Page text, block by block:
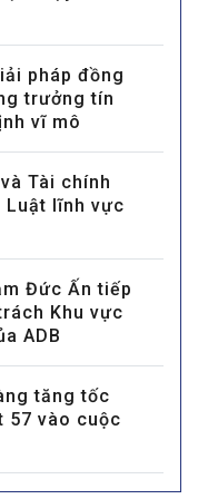
pháp đồng
trưởng tín
vĩ mô
Tài chính
Luật lĩnh vực
Đức Ấn tiếp
Khu vực
ADB
tăng tốc
57 vào cuộc